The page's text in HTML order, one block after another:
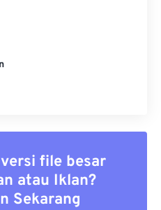
file besar
atau Iklan?
Sekarang